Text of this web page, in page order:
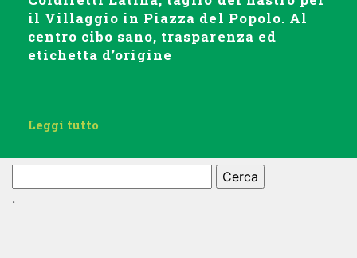
il Villaggio in Piazza del Popolo. Al
centro cibo sano, trasparenza ed
etichetta d’origine
Leggi tutto
per:
.